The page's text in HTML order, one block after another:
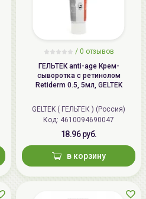
/ 0 отзывов
ГЕЛЬТЕК anti-age Крем-
сыворотка с ретинолом
Retiderm 0.5, 5мл, GELTEK
GELTEK ( ГЕЛЬТЕК ) (Россия)
Код: 4610094690047
18.96 руб.
в корзину